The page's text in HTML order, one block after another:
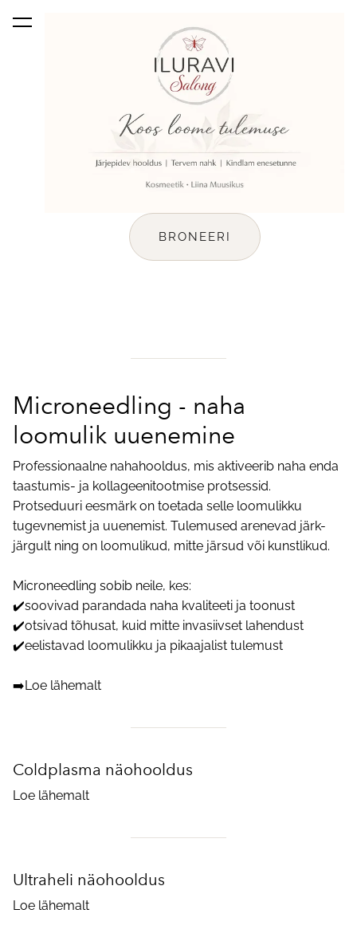
BRONEERI
lisati ostukorvi. Vaata ostukorvi
Microneedling - naha
loomulik uuenemine
Professionaalne nahahooldus, mis aktiveerib naha enda
taastumis- ja kollageenitootmise protsessid.
Protseduuri eesmärk on toetada selle loomulikku
tugevnemist ja uuenemist. Tulemused arenevad järk-
järgult ning on loomulikud, mitte järsud või kunstlikud.
Microneedling sobib neile, kes:
✔️soovivad parandada naha kvaliteeti ja toonust
✔️otsivad tõhusat, kuid mitte invasiivset lahendust
✔️eelistavad loomulikku ja pikaajalist tulemust
➡️Loe lähemalt
Coldplasma näohooldus
Loe lähemalt
Ultraheli näohooldus
Loe lähemalt